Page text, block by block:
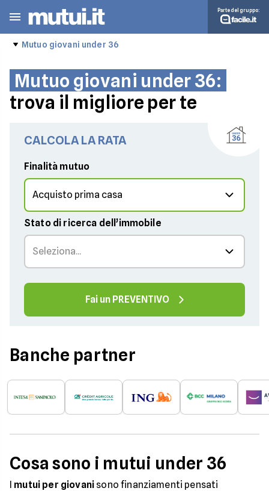
Parte del gruppo:
Mutuo giovani under 36
Mutuo giovani under 36:
trova il migliore per te
CALCOLA LA RATA
Finalità mutuo
Stato di ricerca dell’immobile
Fai un PREVENTIVO
Banche partner
Cosa sono i mutui under 36
I mutui per giovani sono finanziamenti pensati